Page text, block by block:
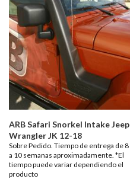
ARB Safari Snorkel Intake Jeep
Wrangler JK 12-18
Sobre Pedido. Tiempo de entrega de 8
a 10 semanas aproximadamente. *El
tiempo puede variar dependiendo el
producto